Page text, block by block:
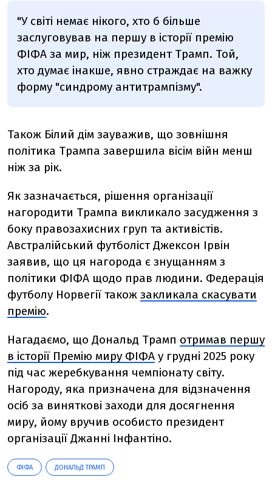
"У світі немає нікого, хто б більше
заслуговував на першу в історії премію
ФІФА за мир, ніж президент Трамп. Той,
хто думає інакше, явно страждає на важку
форму "синдрому антитрампізму".
Також Білий дім зауважив, що зовнішня
політика Трампа завершила вісім війн менш
ніж за рік.
Як зазначається, рішення організації
нагородити Трампа викликало засудження з
боку правозахисних груп та активістів.
Австралійський футболіст Джексон Ірвін
заявив, що ця нагорода є знущанням з
політики ФІФА щодо прав людини. Федерація
футболу Норвегії також закликала скасувати
премію.
Нагадаємо, що Дональд Трамп отримав першу
в історії Премію миру ФІФА у грудні 2025 року
під час жеребкування чемпіонату світу.
Нагороду, яка призначена для відзначення
осіб за виняткові заходи для досягнення
миру, йому вручив особисто президент
організації Джанні Інфантіно.
ФІФА ДОНАЛЬД ТРАМП